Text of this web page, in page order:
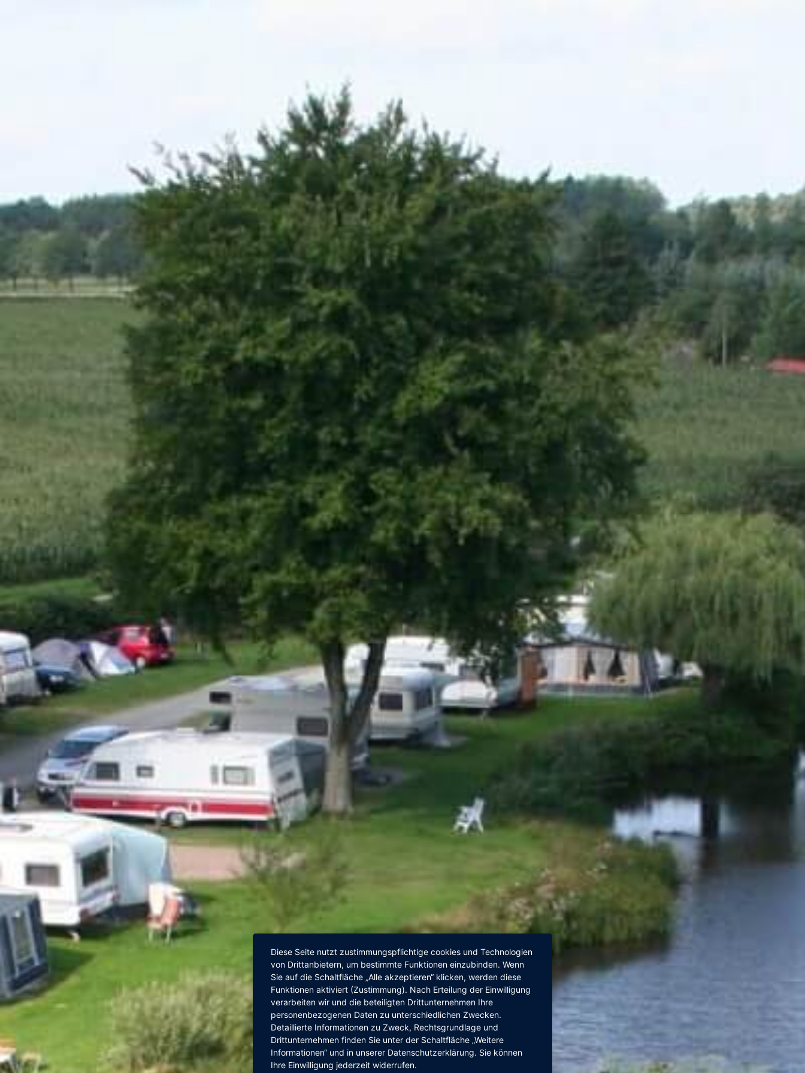
Diese Seite nutzt zustimmungspflichtige cookies und Technologien
von Drittanbietern, um bestimmte Funktionen einzubinden. Wenn
Sie auf die Schaltfläche „Alle akzeptieren“ klicken, werden diese
Funktionen aktiviert (Zustimmung). Nach Erteilung der Einwilligung
verarbeiten wir und die beteiligten Drittunternehmen Ihre
personenbezogenen Daten zu unterschiedlichen Zwecken.
Detaillierte Informationen zu Zweck, Rechtsgrundlage und
Drittunternehmen finden Sie unter der Schaltfläche „Weitere
Informationen“ und in unserer Datenschutzerklärung. Sie können
Ihre Einwilligung jederzeit widerrufen.